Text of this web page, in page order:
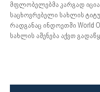
მფლობელებმა კარგად
საცხოვრებელი სახლის
რადგანაც ინდოეთში World
სახლის აშენება აქვთ